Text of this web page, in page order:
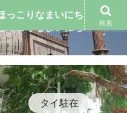
タイ駐在
っこりなまいにち
検索